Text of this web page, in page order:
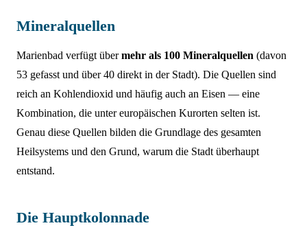
Mineralquellen
Marienbad verfügt übermehr als 100 Mineralquellen (davon
53 gefasst und über 40 direkt in der Stadt). Die Quellen sind
reich an Kohlendioxid und häufig auch an Eisen — eine
Kombination, die unter europäischen Kurorten selten ist.
Genau diese Quellen bilden die Grundlage des gesamten
Heilsystems und den Grund, warum die Stadt überhaupt
entstand.
Die Hauptkolonnade